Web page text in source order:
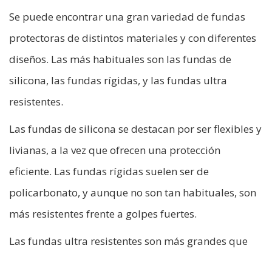
Se puede encontrar una gran variedad de fundas
protectoras de distintos materiales y con diferentes
diseños. Las más habituales son las fundas de
silicona, las fundas rígidas, y las fundas ultra
resistentes.
Las fundas de silicona se destacan por ser flexibles y
livianas, a la vez que ofrecen una protección
eficiente. Las fundas rígidas suelen ser de
policarbonato, y aunque no son tan habituales, son
más resistentes frente a golpes fuertes.
Las fundas ultra resistentes son más grandes que